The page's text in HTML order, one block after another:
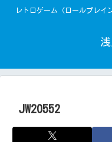
レトロゲーム（ロールプレイ
JW20552